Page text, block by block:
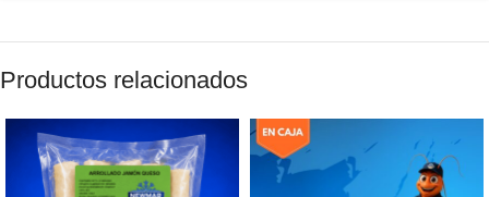
Productos relacionados